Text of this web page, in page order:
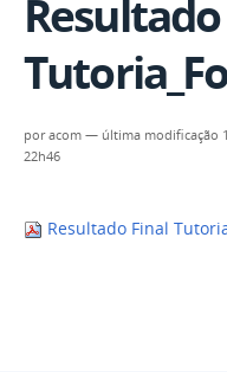
poracom — última modificação
22h46
Resultado Final